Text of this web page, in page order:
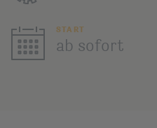
START
ab sofort